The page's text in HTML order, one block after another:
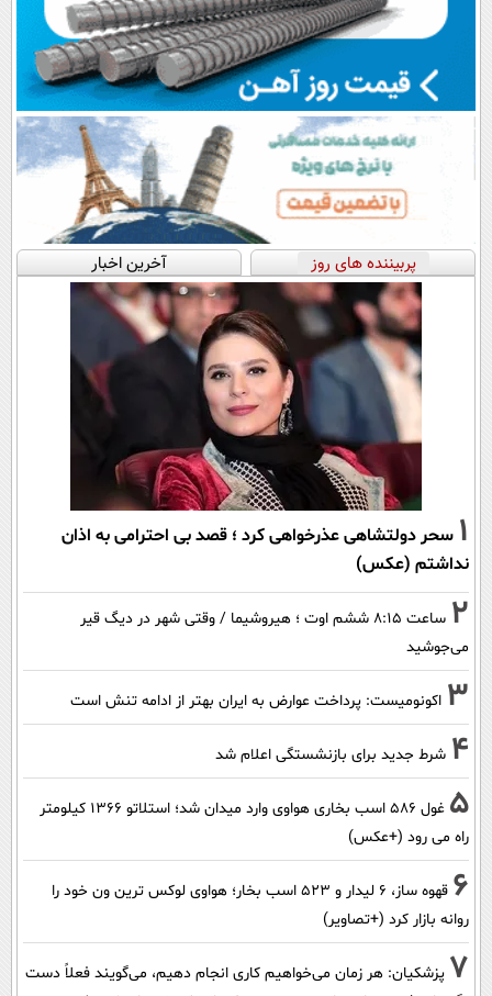
پربیننده های روز آخرین اخبار
1 سحر دولتشاهی عذرخواهی کرد ؛ قصد بی احترامی به اذان
نداشتم (عکس)
2
ساعت ۸:۱۵ ششم اوت ؛ هیروشیما / وقتی شهر در دیگ قیر
می‌جوشید
3 اکونومیست: پرداخت عوارض به ایران بهتر از ادامه تنش است
4 شرط جدید برای بازنشستگی اعلام شد
5
غول 586 اسب بخاری هواوی وارد میدان شد؛ استلاتو 1366 کیلومتر
راه می رود (+عکس)
6
قهوه ساز، 6 لیدار و 523 اسب بخار؛ هواوی لوکس ترین ون خود را
روانه بازار کرد (+تصاویر)
7 پزشکیان: هر زمان می‌خواهیم کاری انجام دهیم، می‌گویند فعلاً دست